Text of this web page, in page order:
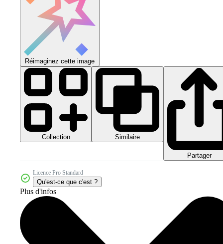
Réimaginez cette image
Collection Similaire
Partager
Licence Pro Standard
Qu'est-ce que c'est ?
Plus d'infos